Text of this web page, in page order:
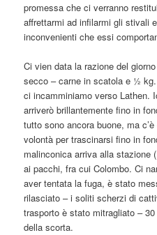
promessa che ci verranno
affrettarmi ad infilarmi gli stivali
inconvenienti che essi
Ci vien data la razione del
secco – carne in scatola e ½
ci incamminiamo verso Lathen.
arriverò brillantemente fino in
tutto sono ancora buone, ma
volontà per trascinarsi fino in
malinconica arriva alla stazione
ai pacchi, fra cui Colombo. Ci
aver tentata la fuga, è stato
rilasciato – i soliti scherzi di
trasporto è stato mitragliato –
della scorta.